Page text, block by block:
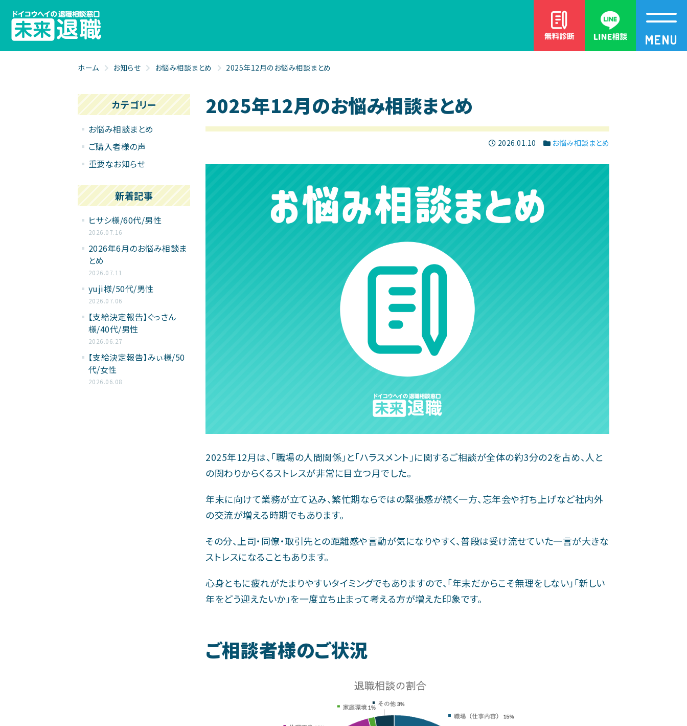
MENU
ホーム お知らせ お悩み相談まとめ 2025年12月のお悩み相談まとめ
2025年12月のお悩み相談まとめ
2026.01.10 お悩み相談まとめ
2025年12月は、「職場の人間関係」と「ハラスメント」に関するご相談が全体の約3分の2を占め、人と
の関わりからくるストレスが非常に目立つ月でした。
年末に向けて業務が立て込み、繁忙期ならではの緊張感が続く一方、忘年会や打ち上げなど社内外
の交流が増える時期でもあります。
その分、上司・同僚・取引先との距離感や言動が気になりやすく、普段は受け流せていた一言が大きな
ストレスになることもあります。
心身ともに疲れがたまりやすいタイミングでもありますので、「年末だからこそ無理をしない」「新しい
年をどう迎えたいか」を一度立ち止まって考える方が増えた印象です。
ご相談者様のご状況
カテゴリー
お悩み相談まとめ
ご購入者様の声
重要なお知らせ
新着記事
ヒサシ様/60代/男性
2026.07.16
2026年6月のお悩み相談ま
とめ
2026.07.11
yuji様/50代/男性
2026.07.06
【支給決定報告】ぐっさん
様/40代/男性
2026.06.27
【支給決定報告】みぃ様/50
代/女性
2026.06.08